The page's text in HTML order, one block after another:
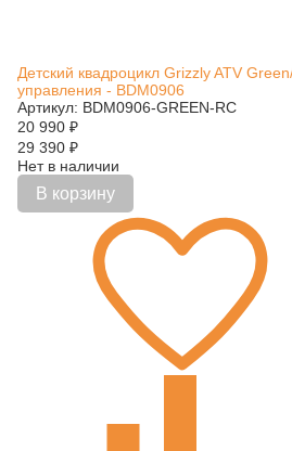
Детский квадроцикл Grizzly ATV
управления - BDM0906
Артикул: BDM0906-GREEN-RC
20 990 ₽
29 390 ₽
Нет в наличии
В корзину